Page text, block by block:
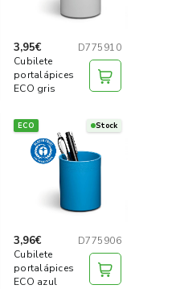
3,95€
D775910
Cubilete
portalápices
ECO gris
ECO Stock
3,96€
D775906
Cubilete
portalápices
ECO azul